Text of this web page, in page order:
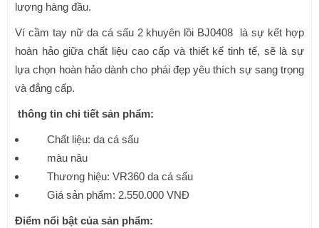
lượng hàng đầu.
Ví cầm tay nữ da cá sấu 2 khuyên lồi BJ0408 là sự kết hợp
hoàn hảo giữa chất liệu cao cấp và thiết kế tinh tế, sẽ là sự
lựa chọn hoàn hảo dành cho phái đẹp yêu thích sự sang trọng
và đẳng cấp.
thông tin chi tiết sản phẩm:
Chất liệu: da cá sấu
màu nâu
Thương hiệu: VR360 da cá sấu
Giá sản phẩm: 2.550.000 VNĐ
Điểm nổi bật của sản phẩm: